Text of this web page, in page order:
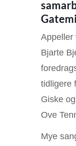
Appeller
Bjarte
tidligere
Giske
Ove
Mye